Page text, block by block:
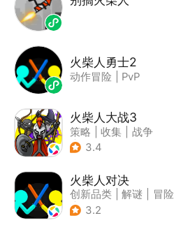
火柴人勇士2
动作冒险 PvP
火柴人大战3
策略 收集
战争
| 火柴人
3.4
火柴人对决
创新品类 解谜
冒险
| 挑战破纪录
3.2